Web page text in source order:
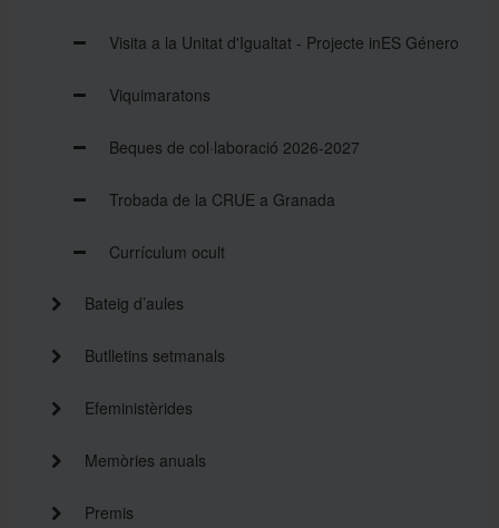
Visita a la Unitat d'Igualtat - Projecte inES Género
Viquimaratons
Beques de col·laboració 2026-2027
Trobada de la CRUE a Granada
Currículum ocult
Bateig d’aules
Butlletins setmanals
Efeministèrides
Memòries anuals
Premis